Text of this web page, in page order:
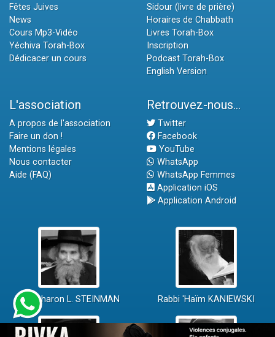
Fêtes Juives
News
Cours Mp3-Vidéo
Yéchiva Torah-Box
Dédicacer un cours
Sidour (livre de prière)
Horaires de Chabbath
Livres Torah-Box
Inscription
Podcast Torah-Box
English Version
L'association
A propos de l'association
Faire un don !
Mentions légales
Nous contacter
Aide (FAQ)
Retrouvez-nous...
Twitter
Facebook
YouTube
WhatsApp
WhatsApp Femmes
Application iOS
Application Android
Rav Aharon L. STEINMAN Rabbi 'Haïm KANIEWSKI